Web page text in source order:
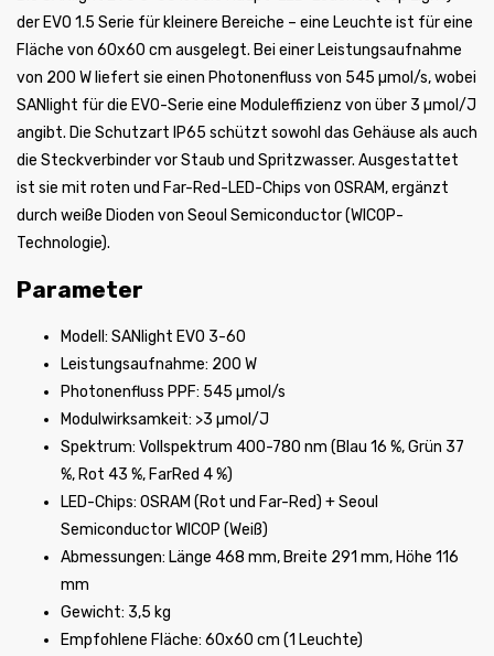
der EVO 1.5 Serie für kleinere Bereiche – eine Leuchte ist für eine
Fläche von 60x60 cm ausgelegt. Bei einer Leistungsaufnahme
von 200 W liefert sie einen Photonenfluss von 545 µmol/s, wobei
SANlight für die EVO-Serie eine Moduleffizienz von über 3 µmol/J
angibt. Die Schutzart IP65 schützt sowohl das Gehäuse als auch
die Steckverbinder vor Staub und Spritzwasser. Ausgestattet
ist sie mit roten und Far-Red-LED-Chips von OSRAM, ergänzt
durch weiße Dioden von Seoul Semiconductor (WICOP-
Technologie).
Parameter
Modell: SANlight EVO 3-60
Leistungsaufnahme: 200 W
Photonenfluss PPF: 545 µmol/s
Modulwirksamkeit: >3 µmol/J
Spektrum: Vollspektrum 400-780 nm (Blau 16 %, Grün 37
%, Rot 43 %, FarRed 4 %)
LED-Chips: OSRAM (Rot und Far-Red) + Seoul
Semiconductor WICOP (Weiß)
Abmessungen: Länge 468 mm, Breite 291 mm, Höhe 116
mm
Gewicht: 3,5 kg
Empfohlene Fläche: 60x60 cm (1 Leuchte)